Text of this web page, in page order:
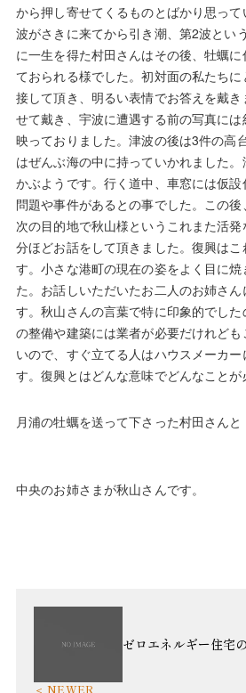
から押し寄せてくるものとばかり思っ
波がさきに来てから引き潮、第2波とい
に一生を得た村田さんはその後、牡蠣
ておられる様でした。初対面の私たち
接して頂き、明るい表情でお答えを戴
せて戴き、宇波に遭遇する前の写真に
映っておりました。津波の後は3件の高
はぜんぶ海の中に持っていかれました
かぶようです。行く道中、車窓には仮
問題や事件があるとの事でした。この後
次の目的地で秋山様というこれまた活
分ほどお話をして頂きました。復興は
す。小さな港町の現在の姿をよく目に
た。お話しいただいたお二人のお姉さ
す。秋山さんの言葉で特に印象的でし
の整備や建築には業者が必要だけれど
いので、すぐ立てる人はハウスメーカ
す。復興とはどんな意味でどんなことが
月浦の牡蠣を送って下さった村田さんと
中央のお姉さまが秋山さんです。
ゼロエネルギー住宅